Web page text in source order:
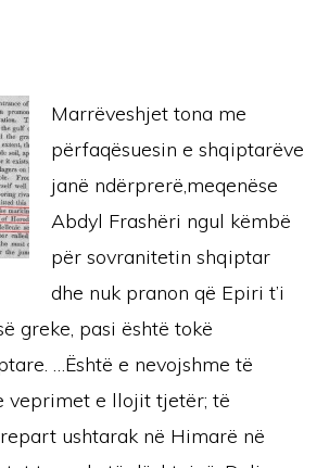
Marrëveshjet tona me
përfaqësuesin e shqiptarëve
janë ndërprerë,meqenëse
Abdyl Frashëri ngul këmbë
për sovranitetin shqiptar
dhe nuk pranon që Epiri t’i
greke, pasi është tokë
…Është e nevojshme të
veprimet e llojit tjetër; të
ushtarak në Himarë në